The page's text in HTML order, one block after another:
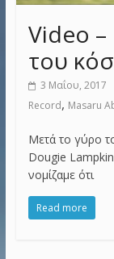
Video
του
3 Μαΐου, 2017
Record, Masaru
Μετά το γύρο
Dougie
νομίζαμε ότι
Read more